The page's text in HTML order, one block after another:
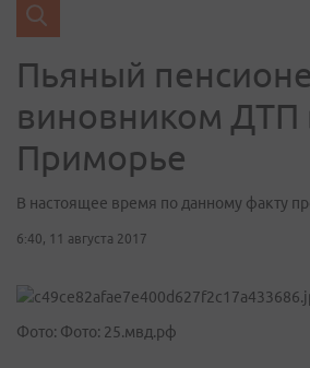
Пьяный
виновником ДТП
Приморье
В настоящее время по данному факту
6:40, 11 августа 2017
Фото: Фото: 25.мвд.рф